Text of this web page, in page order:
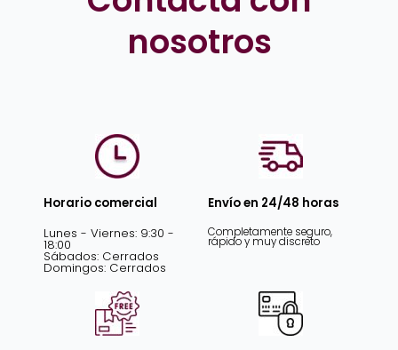
nosotros
Horario comercial
Lunes - Viernes: 9:30 -
18:00
Sábados: Cerrados
Domingos: Cerrados
Envío en 24/48 horas
Completamente seguro,
rápido y muy discreto